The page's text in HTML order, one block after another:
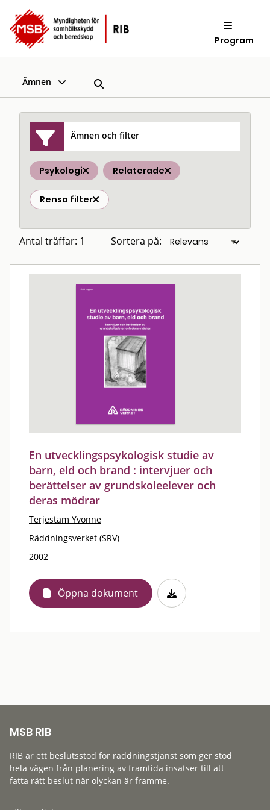
Program
Ämnen
Ämnen och filter
Psykologi Relaterade
Rensa filter
Antal träffar: 1 Sortera på:
En utvecklingspsykologisk studie av
barn, eld och brand : intervjuer och
berättelser av grundskoleelever och
deras mödrar
Terjestam Yvonne
Räddningsverket (SRV)
2002
Öppna dokument
MSB RIB
RIB är ett beslutsstöd för räddningstjänst som ger stöd
hela vägen från planering av framtida insatser till att
fatta rätt beslut när olyckan är framme.